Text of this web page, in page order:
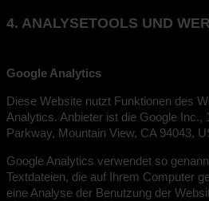
4. ANALYSETOOLS UND
Google Analytics
Diese Website nutzt Funktionen des
Analytics. Anbieter ist die Google Inc.,
Parkway, Mountain View, CA 94043,
Google Analytics verwendet so
Textdateien, die auf Ihrem Computer
eine Analyse der Benutzung der